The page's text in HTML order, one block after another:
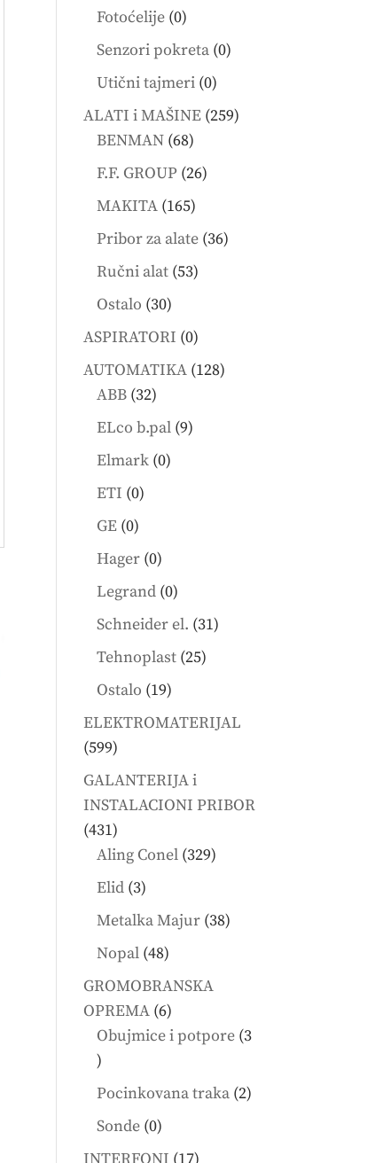
Fotoćelije 00
products
Senzori pokreta 00
Utični tajmeri 00
products
ALATI i MAŠINE 259259
BENMAN 6868
products
F.F. GROUP 2626
MAKITA 165165
products
Pribor za alate 3636
Ručni alat 5353
Ostalo 3030
products
ASPIRATORI 00
products
AUTOMATIKA 128128
ABB 3232
products
ELco b.pal 99
Elmark 00
ETI 00
GE 00
products
Hager 00
products
Legrand 00
products
Schneider el. 3131
Tehnoplast 2525
Ostalo 1919
products
ELEKTROMATERIJAL
599599
products
GALANTERIJA i
INSTALACIONI PRIBOR
431431
products
Aling Conel 329329
Elid 33
products
Metalka Majur 3838
Nopal 4848
products
GROMOBRANSKA
OPREMA 66
products
Obujmice i potpore 3
3
products
Pocinkovana traka 22
Sonde 00
products
17